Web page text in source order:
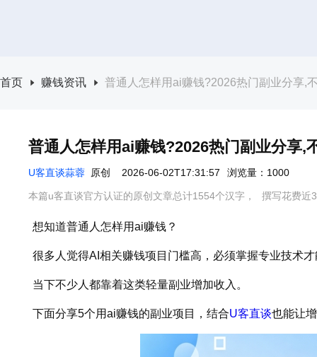
首页 赚钱资讯 普通人怎样用ai赚钱?2026热门副业分享,
普通人怎样用ai赚钱?2026热门副业分享,
U客直谈蒜蓉 原创 2026-06-02T17:31:57 浏览量：1000
本篇u客直谈官方认证的原创文章总计1554个汉字， 撰写花费近
想知道普通人怎样用ai赚钱？
很多人觉得AI相关赚钱项目门槛高，必须掌握专业技术
当下不少人都靠着这类轻量副业增加收入。
下面分享5个用ai赚钱的副业项目，结合U客直谈也能让